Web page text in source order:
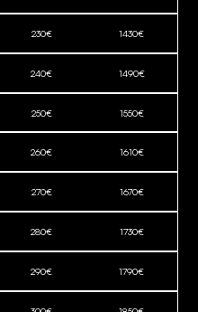
230€ 1430€
240€ 1490€
250€ 1550€
260€ 1610€
270€ 1670€
280€ 1730€
290€ 1790€